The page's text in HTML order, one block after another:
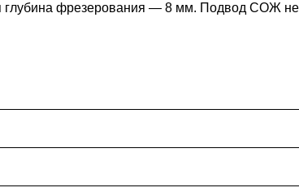
глубина фрезерования — 8 мм. Подвод СОЖ не